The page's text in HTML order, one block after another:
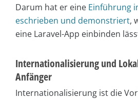
Darum hat er eine Einführung
eschrieben und demonstriert,
eine Laravel-App einbinden
Internationalisierung und
Anfänger
Internationalisierung ist die